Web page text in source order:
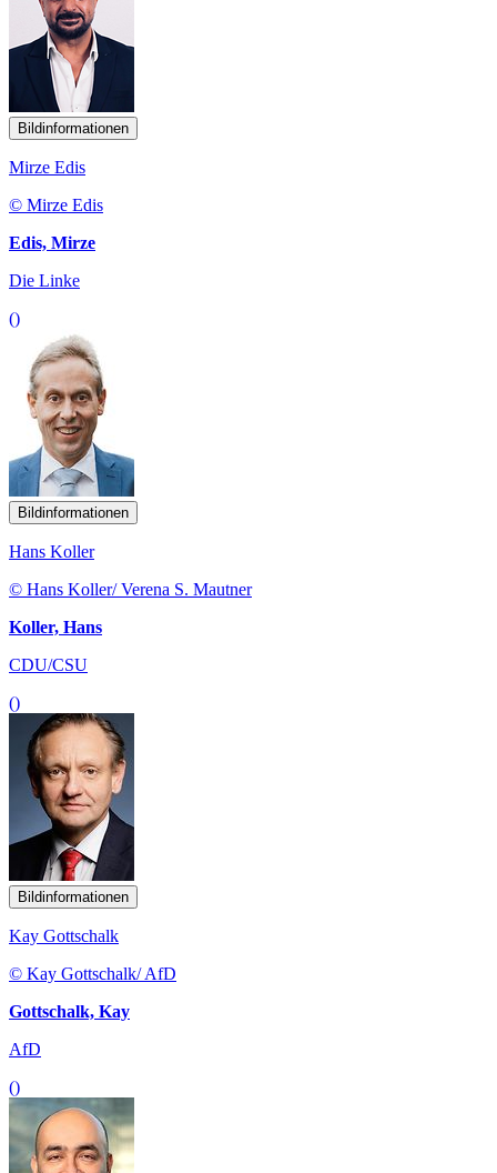
Bildinformationen
Mirze Edis
© Mirze Edis
Edis, Mirze
Die Linke
()
Bildinformationen
Hans Koller
© Hans Koller/ Verena S. Mautner
Koller, Hans
CDU/CSU
()
Bildinformationen
Kay Gottschalk
© Kay Gottschalk/ AfD
Gottschalk, Kay
AfD
()